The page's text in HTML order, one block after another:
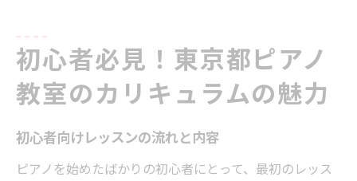
初心者必見！東京都ピアノ
教室のカリキュラムの魅力
初心者向けレッスンの流れと内容
ピアノを始めたばかりの初心者にとって、最初のレッス